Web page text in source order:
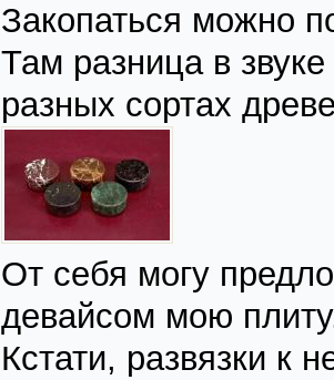
Закопаться можно
Там разница в
разных сортах
От себя могу
девайсом мою
Кстати, развязки к